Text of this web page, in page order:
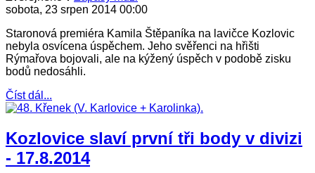
sobota, 23 srpen 2014 00:00
Staronová premiéra Kamila Štěpaníka na lavičce Kozlovic
nebyla osvícena úspěchem. Jeho svěřenci na hřišti
Rýmařova bojovali, ale na kýžený úspěch v podobě zisku
bodů nedosáhli.
Číst dál...
Kozlovice slaví první tři body v divizi
- 17.8.2014